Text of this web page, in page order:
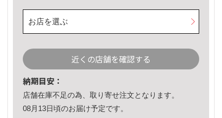
お店を選ぶ
近くの店舗を確認する
納期目安：
店舗在庫不足の為、取り寄せ注文となります。
08月13日頃のお届け予定です。